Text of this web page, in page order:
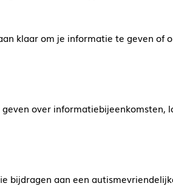
klaar om je informatie te geven of
over informatiebijeenkomsten,
bijdragen aan een